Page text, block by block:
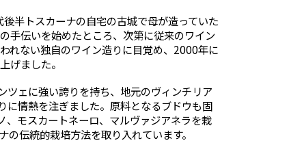
半トスカーナの自宅の古城で母が造っていた
手伝いを始めたところ、次第に従来のワイン
れない独自のワイン造りに目覚め、2000年に
げました。
ツェに強い誇りを持ち、地元のヴィンチリア
に情熱を注ぎました。原料となるブドウも固
モスカートネーロ、マルヴァジアネラを栽
伝統的栽培方法を取り入れています。